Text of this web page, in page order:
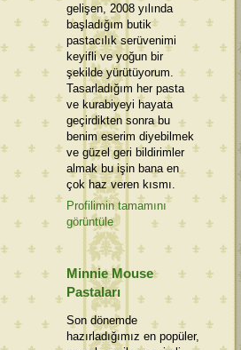
gelişen, 2008 yılında
başladığım butik
pastacılık serüvenimi
keyifli ve yoğun bir
şekilde yürütüyorum.
Tasarladığım her pasta
ve kurabiyeyi hayata
geçirdikten sonra bu
benim eserim diyebilmek
ve güzel geri bildirimler
almak bu işin bana en
çok haz veren kısmı.
Profilimin tamamını
görüntüle
Minnie Mouse
Pastaları
Son dönemde
hazırladığımız en popüler,